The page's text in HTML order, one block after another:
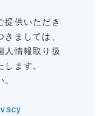
提供いただき
ましては、
人情報取り扱
ます。